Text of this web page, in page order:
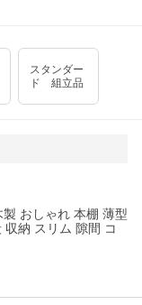
スタンダー
ド 組立品
おしゃれ 本棚 薄型
納 スリム 隙間 コ